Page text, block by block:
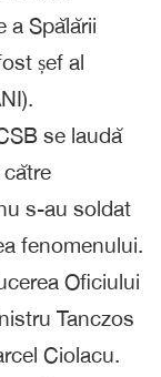
a Spălării
șef al
se laudă
s-au soldat
fenomenului.
Oficiului
Tanczos
Ciolacu.